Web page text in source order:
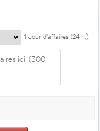
1 Jour d'affaires (24H.)